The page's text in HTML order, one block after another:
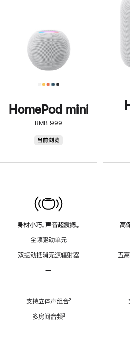
HomePod mini
RMB 999
当前浏览
身材小巧，声音超震撼。
全频驱动单元
双振动抵消无源辐射器
—
—
支持立体声组合脚
²
多房间音频脚
³
高
五